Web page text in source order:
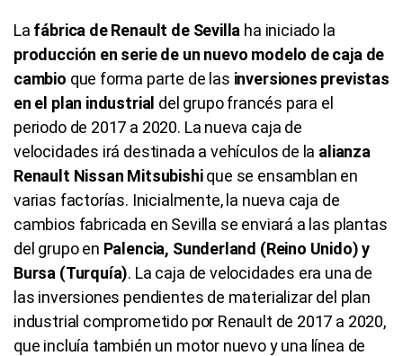
La fábrica de Renault de Sevilla ha iniciado la
producción en serie de un nuevo modelo de caja de
cambio que forma parte de las inversiones previstas
en el plan industrial del grupo francés para el
periodo de 2017 a 2020. La nueva caja de
velocidades irá destinada a vehículos de la alianza
Renault Nissan Mitsubishique se ensamblan en
varias factorías. Inicialmente, la nueva caja de
cambios fabricada en Sevilla se enviará a las plantas
del grupo en Palencia, Sunderland (Reino Unido) y
Bursa (Turquía). La caja de velocidades era una de
las inversiones pendientes de materializar del plan
industrial comprometido por Renault de 2017 a 2020,
que incluía también un motor nuevo y una línea de